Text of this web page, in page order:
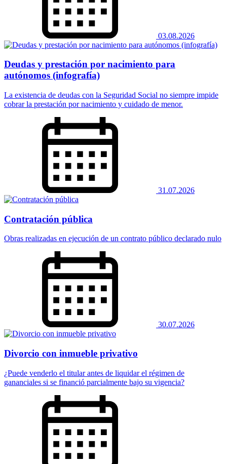
03.08.2026
Deudas y prestación por nacimiento para
autónomos (infografía)
La existencia de deudas con la Seguridad Social no siempre impide
cobrar la prestación por nacimiento y cuidado de menor.
31.07.2026
Contratación pública
Obras realizadas en ejecución de un contrato público declarado nulo
30.07.2026
Divorcio con inmueble privativo
¿Puede venderlo el titular antes de liquidar el régimen de
gananciales si se financió parcialmente bajo su vigencia?